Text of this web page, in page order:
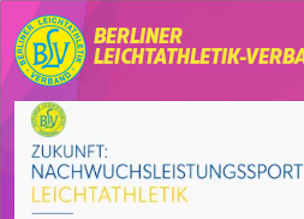
BERLINER
LEICHTATHLETIK-